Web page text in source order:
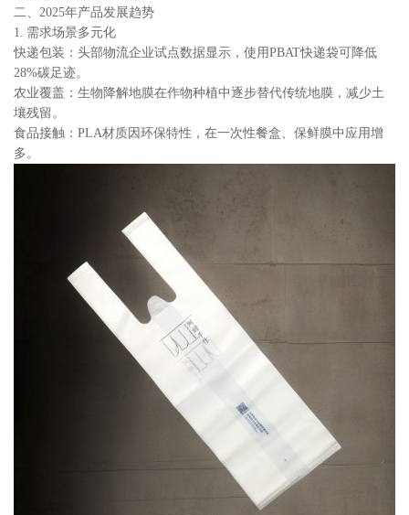
二、2025年产品发展趋势
1. 需求场景多元化
快递包装：头部物流企业试点数据显示，使用PBAT快递袋可降低
28%碳足迹。
农业覆盖：生物降解地膜在作物种植中逐步替代传统地膜，减少土
壤残留。
食品接触：PLA材质因环保特性，在一次性餐盒、保鲜膜中应用增
多。